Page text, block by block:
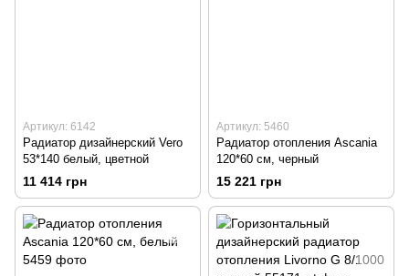
Артикул: 6142
Радиатор дизайнерский Vero
53*140 белый, цветной
11 414 грн
Артикул: 5460
Радиатор отопления Ascania
120*60 см, черный
15 221 грн